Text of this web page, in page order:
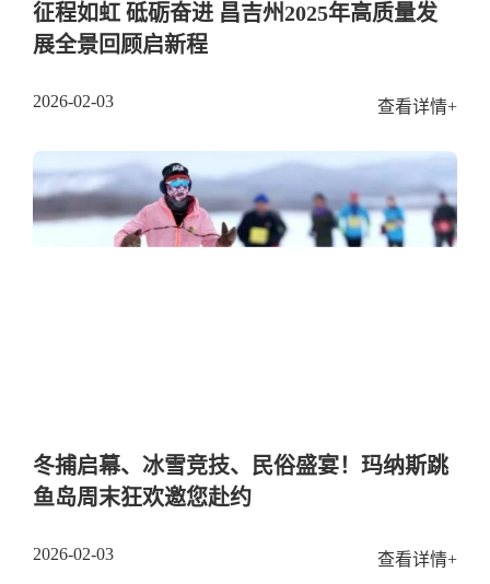
征程如虹 砥砺奋进 昌吉州2025年高质量发
展全景回顾启新程
2026-02-03 查看详情+
冬捕启幕、冰雪竞技、民俗盛宴！玛纳斯跳
鱼岛周末狂欢邀您赴约
2026-02-03 查看详情+